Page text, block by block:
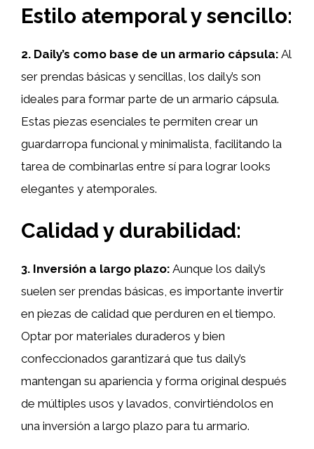
Estilo atemporal y sencillo:
2. Daily’s como base de un armario cápsula: Al
ser prendas básicas y sencillas, los daily’s son
ideales para formar parte de un armario cápsula.
Estas piezas esenciales te permiten crear un
guardarropa funcional y minimalista, facilitando la
tarea de combinarlas entre sí para lograr looks
elegantes y atemporales.
Calidad y durabilidad:
3. Inversión a largo plazo: Aunque los daily’s
suelen ser prendas básicas, es importante invertir
en piezas de calidad que perduren en el tiempo.
Optar por materiales duraderos y bien
confeccionados garantizará que tus daily’s
mantengan su apariencia y forma original después
de múltiples usos y lavados, convirtiéndolos en
una inversión a largo plazo para tu armario.